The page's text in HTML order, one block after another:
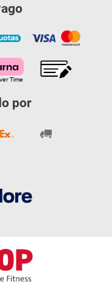
por